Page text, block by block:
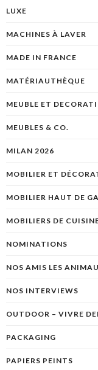
LUXE
MACHINES À LAVER
MADE IN FRANCE
MATÉRIAUTHÈQUE
MEUBLE ET
MEUBLES & CO.
MILAN 2026
MOBILIER ET
MOBILIER HAUT DE
MOBILIERS DE
NOMINATIONS
NOS AMIS LES
NOS INTERVIEWS
OUTDOOR – VIVRE
PACKAGING
PAPIERS PEINTS